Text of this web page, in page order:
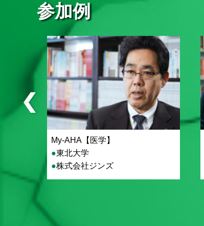
参加例
My-AHA【医学】
東北大学
株式会社ジンズ